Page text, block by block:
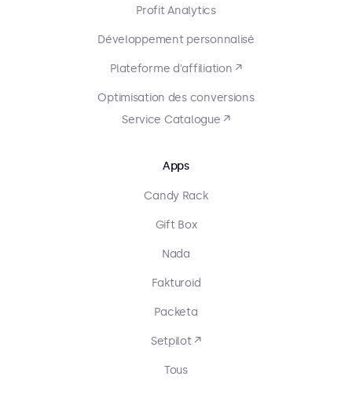
Profit Analytics
Développement personnalisé
Plateforme d'affiliation ↗
Optimisation des conversions
Service Catalogue ↗
Apps
Candy Rack
Gift Box
Nada
Fakturoid
Packeta
Setpilot ↗
Tous